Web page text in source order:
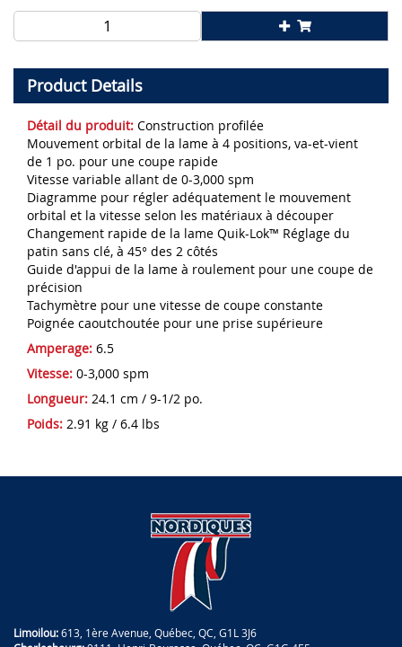
Product Details
Détail du produit: Construction profilée
Mouvement orbital de la lame à 4 positions, va-et-vient
de 1 po. pour une coupe rapide
Vitesse variable allant de 0-3,000 spm
Diagramme pour régler adéquatement le mouvement
orbital et la vitesse selon les matériaux à découper
Changement rapide de la lame Quik-Lok™ Réglage du
patin sans clé, à 45° des 2 côtés
Guide d'appui de la lame à roulement pour une coupe de
précision
Tachymètre pour une vitesse de coupe constante
Poignée caoutchoutée pour une prise supérieure
Amperage: 6.5
Vitesse: 0-3,000 spm
Longueur: 24.1 cm / 9-1/2 po.
Poids: 2.91 kg / 6.4 lbs
Limoilou:613, 1ère Avenue, Québec, QC, G1L 3J6